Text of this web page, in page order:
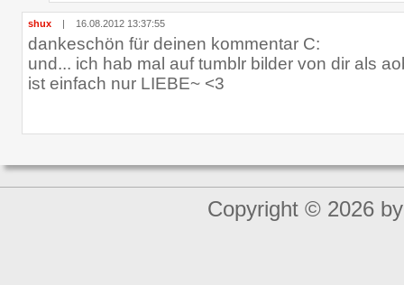
shux | 16.08.2012 13:37:55
dankeschön für deinen kommentar C:
und... ich hab mal auf tumblr bilder von dir als
ist einfach nur LIEBE~ <3
Copyright © 2026